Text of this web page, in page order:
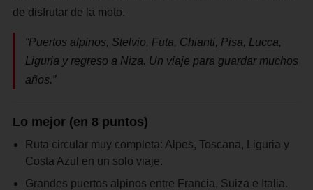
de disfrutar de la moto.
“Puertos alpinos, Stelvio, Futa, Chianti, Pisa, Lucca,
Liguria y regreso a Niza. Un viaje para guardar muchos
años.”
Lo mejor (en 8 puntos)
Ruta circular muy completa: Alpes, Toscana, Liguria y
Costa Azul en un solo viaje.
Grandes puertos alpinos entre Francia, Suiza e Italia.